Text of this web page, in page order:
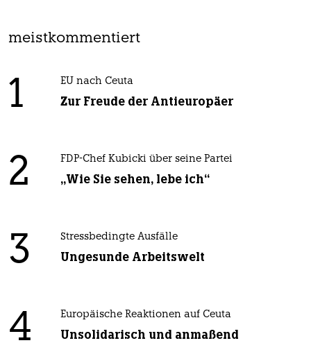
meistkommentiert
1 EU nach Ceuta
Zur Freude der Antieuropäer
2 FDP-Chef Kubicki über seine Partei
„Wie Sie sehen, lebe ich“
3 Stressbedingte Ausfälle
Ungesunde Arbeitswelt
4 Europäische Reaktionen auf Ceuta
Unsolidarisch und anmaßend